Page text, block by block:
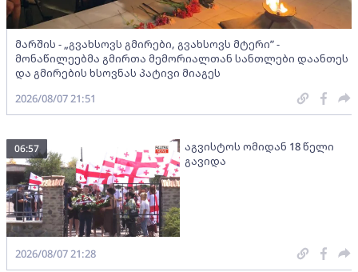
მარშის - „გვახსოვს გმირები, გვახსოვს მტერი” -
მონაწილეებმა გმირთა მემორიალთან სანთლები დაანთეს
და გმირების ხსოვნას პატივი მიაგეს
2026/08/07 21:51
აგვისტოს ომიდან 18 წელი
გავიდა
06:57
2026/08/07 21:28